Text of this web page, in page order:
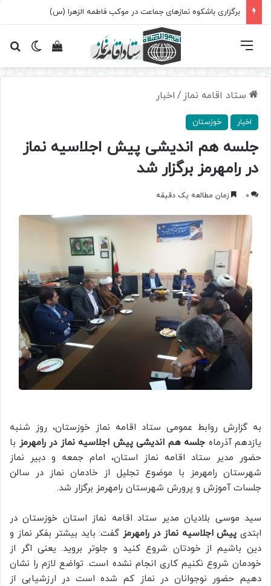
برگزاری باشکوه نمازهای جماعت در موکب فاطمه الزهرا (س)
تغییرمشاهده فهرست
ستاد اقامه نماز / اخبار
اخبار خوزستان
جلسه هم اندیشی پیش اجلاسیه نماز
در رامهرمز برگزار شد
0 زمان مطالعه یک دقیقه
به گزارش روابط عمومی ستاد اقامه نماز خوزستان، روز شنبه
یازدهم آذرماه جلسه هم اندیشی پیش اجلاسیه نماز در رامهرمز با
حضور مدیر ستاد اقامه نماز استان، امام جمعه و دبیر نماز
شهرستان رامهرمز با موضوع تجلیل از خادمان نماز در سالن
جلسات آموزش و پرورش شهرستان رامهرمز برگزار شد.
سید موسی بلادیان مدیر ستاد اقامه نماز استان خوزستان در
ابتدی پیش اجلاسیه نماز در رامهرمز گفت: باید بیشتر بفکر نماز و
دین باشیم از خودتان شروع کنید و جلوتر بروید. یعنی اگر از
خودمان شروع نکنیم کاری انجام نشده است. تواضع لازم را نشان
دهیم حضور نوجوانان در نماز کم شده است در ارزشیابی از